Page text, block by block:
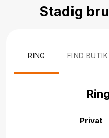
Stadig
RING FIND BUTIK
Privat